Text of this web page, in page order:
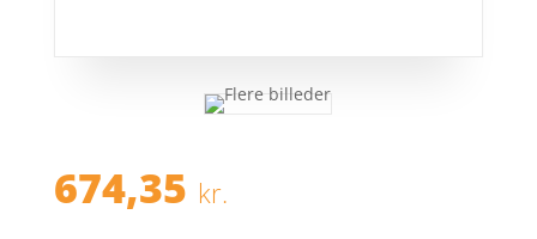
674,35 kr.